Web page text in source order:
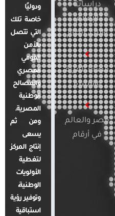
دراسات
الإعلام
والرأي العام
قضايا المرأة
والأسرة
مصر والعالم
في أرقام
ودوليًا
خاصة تلك
التي تتصل
بالأمن
القومي
المصري
والمصالح
الوطنية
المصرية.
ومن ثم
يسعى
إنتاج المركز
لتغطية
الأولويات
الوطنية،
وتوفير رؤية
استباقية